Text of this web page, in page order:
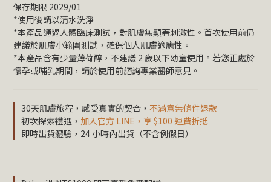
保存期限 2029/01
*使用後請以清水洗淨
*本產品通過人體臨床測試，對肌膚無顯著刺激性。首次使用前仍
建議於肌膚小範圍測試，確保個人肌膚適應性。
*本產品含有少量薄荷醇，不建議 2 歲以下幼童使用。若您正處於
懷孕或哺乳期間，請於使用前諮詢專業醫師意見。
30天肌膚旅程，感受真實的契合， 不滿意無條件退款
初次探索禮遇， 加入官方 LINE，享 $100 運費折抵
即時出貨體驗，24 小時內出貨（不含例假日）